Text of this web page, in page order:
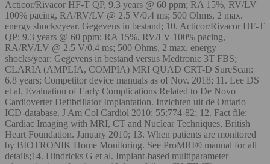
Acticor/Rivacor HF-T QP, 9.3 years @ 60 ppm; RA 15%, RV/LV
100% pacing, RA/RV/LV @ 2.5 V/0.4 ms; 500 Ohms, 2 max.
energy shocks/year. Gegevens in bestand; 10. Acticor/Rivacor HF-T
QP: 9.3 years @ 60 ppm; RA 15%, RV/LV 100% pacing,
RA/RV/LV @ 2.5 V/0.4 ms; 500 Ohms, 2 max. energy
shocks/year: Gegevens in bestand versus Medtronic 3T FBS;
CLARIA (AMPLIA, COMPIA) MRI QUAD CRT-D SureScan:
6.8 years; Competitor device manuals as of Nov. 2018; 11. Lee DS
et al. Evaluation of Early Complications Related to De Novo
Cardioverter Defibrillator Implantation. Inzichten uit de Ontario
ICD-database. J Am Col Cardiol 2010; 55:774-82; 12. Fact file:
Cardiac Imaging with MRI, CT and Nuclear Techniques, British
Heart Foundation. January 2010; 13. When patients are monitored
by BIOTRONIK Home Monitoring. See ProMRI® manual for all
details;14. Hindricks G et al. Implant-based multiparameter